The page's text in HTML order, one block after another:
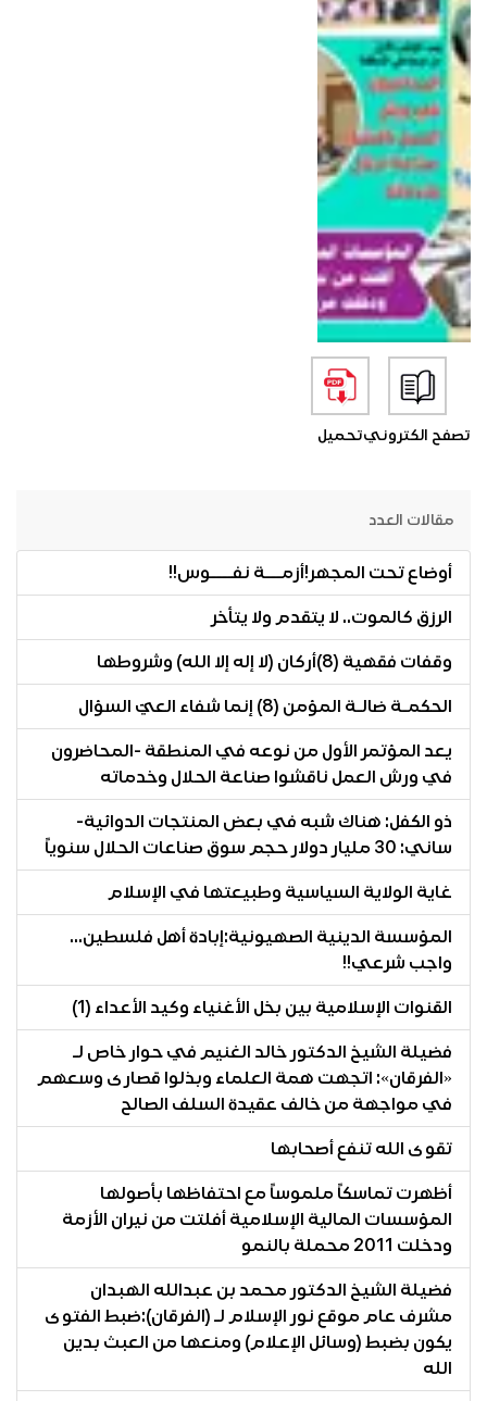
تصفح الكترونيتحميل
مقالات العدد
أوضاع تحت المجهر!أزمـــة نفــــوس!!
الرزق كالموت.. لا يتقدم ولا يتأخر
وقفات فقهية (8)أركان (لا إله إلا الله) وشروطها
الحكمـة ضالـة المؤمن (8) إنما شفاء العيّ السؤال
يعد المؤتمر الأول من نوعه في المنطقة -المحاضرون
في ورش العمل ناقشوا صناعة الحلال وخدماته
ذو الكفل: هناك شبه في بعض المنتجات الدوائية-
ساني: 30 مليار دولار حجم سوق صناعات الحلال سنوياً
غاية الولاية السياسية وطبيعتها في الإسلام
المؤسسة الدينية الصهيونية:إبادة أهل فلسطين...
واجب شرعي!!
القنوات الإسلامية بين بخل الأغنياء وكيد الأعداء (1)
فضيلة الشيخ الدكتور خالد الغنيم في حوار خاص لـ
«الفرقان»: اتجهت همة العلماء وبذلوا قصارى وسعهم
في مواجهة من خالف عقيدة السلف الصالح
تقوى الله تنفع أصحابها
أظهرت تماسكاً ملموساً مع احتفاظها بأصولها
المؤسسات المالية الإسلامية أفلتت من نيران الأزمة
ودخلت 2011 محملة بالنمو
فضيلة الشيخ الدكتور محمد بن عبدالله الهبدان
مشرف عام موقع نور الإسلام لـ (الفرقان):ضبط الفتوى
يكون بضبط (وسائل الإعلام) ومنعها من العبث بدين
الله